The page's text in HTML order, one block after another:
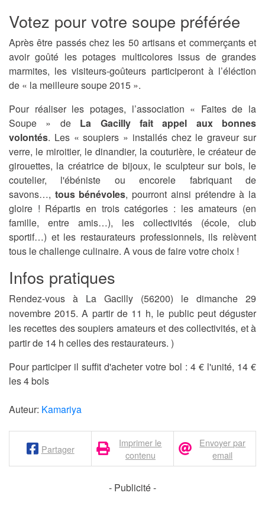
Votez pour votre soupe préférée
Après être passés chez les 50 artisans et commerçants et
avoir goûté les potages multicolores issus de grandes
marmites, les visiteurs-goûteurs participeront à l’éléction
de « la meilleure soupe 2015 ».
Pour réaliser les potages, l’association « Faites de la
Soupe » de La Gacilly fait appel aux bonnes
volontés. Les « soupiers » installés chez le graveur sur
verre, le miroitier, le dinandier, la couturière, le créateur de
girouettes, la créatrice de bijoux, le sculpteur sur bois, le
coutelier, l'ébéniste ou encorele fabriquant de
savons…, tous bénévoles, pourront ainsi prétendre à la
gloire ! Répartis en trois catégories : les amateurs (en
famille, entre amis…), les collectivités (école, club
sportif…) et les restaurateurs professionnels, ils relèvent
tous le challenge culinaire. A vous de faire votre choix !
Infos pratiques
Rendez-vous à La Gacilly (56200) le dimanche 29
novembre 2015. A partir de 11 h, le public peut déguster
les recettes des soupiers amateurs et des collectivités, et à
partir de 14 h celles des restaurateurs. )
Pour participer il suffit d'acheter votre bol : 4 € l'unité, 14 €
les 4 bols
Auteur: Kamariya
Partager
Imprimer le
contenu
Envoyer par
email
- Publicité -